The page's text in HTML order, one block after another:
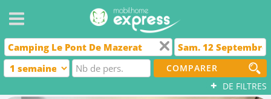
COMPARER
+ DE FILTRES